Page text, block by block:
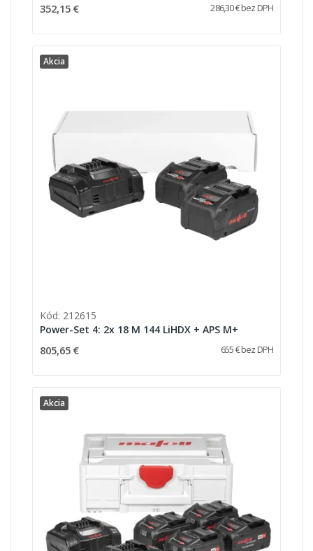
352,15 € 286,30 € bez DPH
Akcia
Kód: 212615
Power-Set 4: 2x 18 M 144 LiHDX + APS M+
805,65 € 655 € bez DPH
Akcia